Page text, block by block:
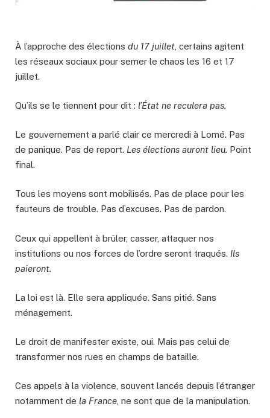
À l’approche des élections du 17 juillet , certains agitent
les réseaux sociaux pour semer le chaos les 16 et 17
juillet.
Qu’ils se le tiennent pour dit : l’État ne reculera pas.
Le gouvernement a parlé clair ce mercredi à Lomé. Pas
de panique. Pas de report. Les élections auront lieu. Point
final.
Tous les moyens sont mobilisés. Pas de place pour les
fauteurs de trouble. Pas d’excuses. Pas de pardon.
Ceux qui appellent à brûler, casser, attaquer nos
institutions ou nos forces de l’ordre seront traqués. Ils
paieront.
La loi est là. Elle sera appliquée. Sans pitié. Sans
ménagement.
Le droit de manifester existe, oui. Mais pas celui de
transformer nos rues en champs de bataille.
Ces appels à la violence, souvent lancés depuis l’étranger
notamment de la France , ne sont que de la manipulation.